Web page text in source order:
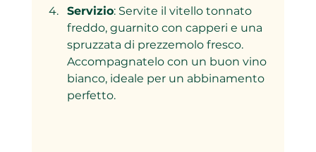
Servizio: Servite il vitello tonnato
freddo, guarnito con capperi e una
spruzzata di prezzemolo fresco.
Accompagnatelo con un buon vino
bianco, ideale per un abbinamento
perfetto.